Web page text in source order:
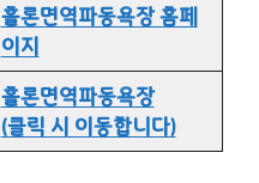
홀론면역파동욕장 홈페
이지
홀론면역파동욕장
(클릭 시 이동합니다)